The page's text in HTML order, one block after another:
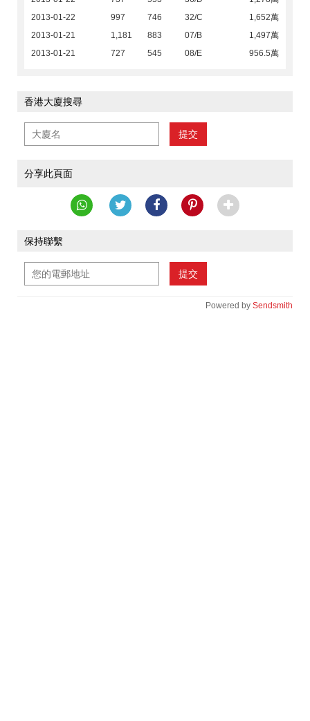
2013-01-22
997 746 32/C
1,652萬
2013-01-21
1,181 883 07/B
1,497萬
2013-01-21
727 545 08/E 956.5萬
香港大廈搜尋
提交
分享此頁面
保持聯繫
提交
Powered by Sendsmith